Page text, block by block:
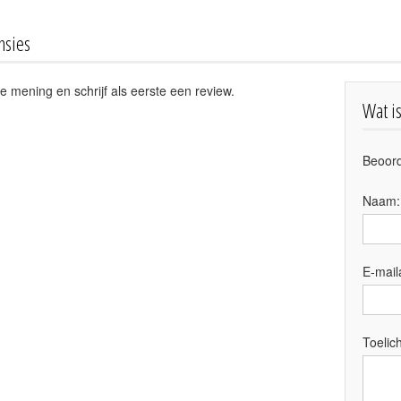
mening en schrijf als eerste een review.
Wat
E-